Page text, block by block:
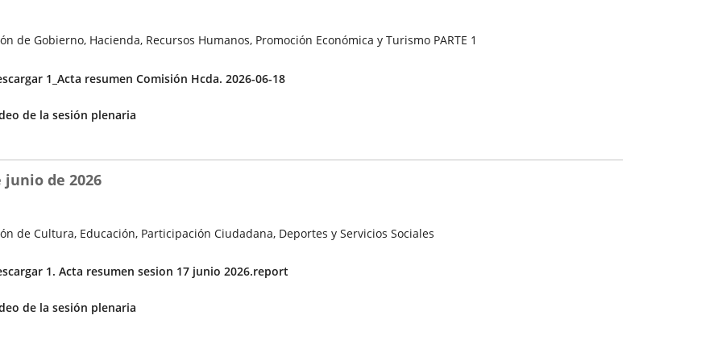
de Gobierno, Hacienda, Recursos Humanos, Promoción Económica y Turismo PARTE 1
1_Acta resumen Comisión Hcda. 2026-06-18
de la sesión plenariaEnlace
aplicación
de Cultura, Educación, Participación Ciudadana, Deportes y Servicios Sociales
junio de 2026
1. Acta resumen sesion 17 junio 2026.report
de la sesión plenariaEnlace